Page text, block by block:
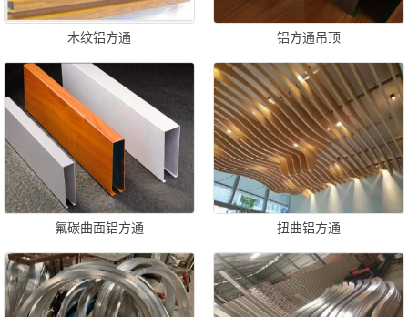
木纹铝方通 铝方通吊顶
氟碳曲面铝方通 扭曲铝方通